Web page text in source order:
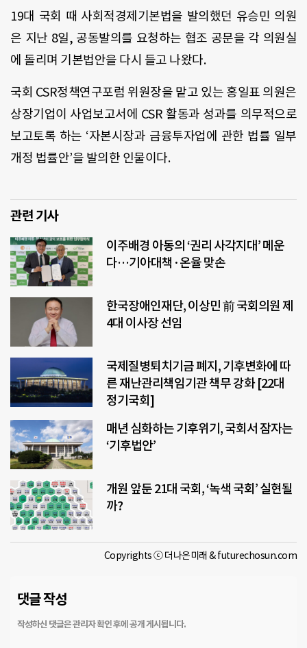
19대 국회 때 사회적경제기본법을 발의했던 유승민 의원
은 지난 8일, 공동발의를 요청하는 협조 공문을 각 의원실
에 돌리며 기본법안을 다시 들고 나왔다.
국회 CSR정책연구포럼 위원장을 맡고 있는 홍일표 의원은
상장기업이 사업보고서에 CSR 활동과 성과를 의무적으로
보고토록 하는 ‘자본시장과 금융투자업에 관한 법률 일부
개정 법률안’을 발의한 인물이다.
관련 기사
이주배경 아동의 ‘권리 사각지대’ 메운
다…기아대책·온율 맞손
한국장애인재단, 이상민 前 국회의원 제
4대 이사장 선임
국제질병퇴치기금 폐지, 기후변화에 따
른 재난관리책임기관 책무 강화 [22대
정기국회]
매년 심화하는 기후위기, 국회서 잠자는
‘기후법안’
개원 앞둔 21대 국회, ‘녹색 국회’ 실현될
까?
Copyrights ⓒ 더나은미래 & futurechosun.com
댓글 작성